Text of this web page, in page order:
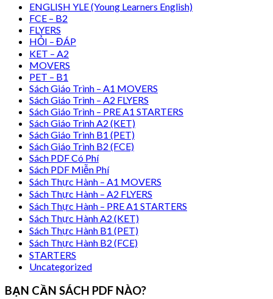
ENGLISH YLE (Young Learners English)
FCE – B2
FLYERS
HỎI – ĐÁP
KET – A2
MOVERS
PET – B1
Sách Giáo Trình – A1 MOVERS
Sách Giáo Trình – A2 FLYERS
Sách Giáo Trình – PRE A1 STARTERS
Sách Giáo Trình A2 (KET)
Sách Giáo Trình B1 (PET)
Sách Giáo Trình B2 (FCE)
Sách PDF Có Phí
Sách PDF Miễn Phí
Sách Thực Hành – A1 MOVERS
Sách Thực Hành – A2 FLYERS
Sách Thực Hành – PRE A1 STARTERS
Sách Thực Hành A2 (KET)
Sách Thực Hành B1 (PET)
Sách Thực Hành B2 (FCE)
STARTERS
Uncategorized
BẠN CẦN SÁCH PDF NÀO?